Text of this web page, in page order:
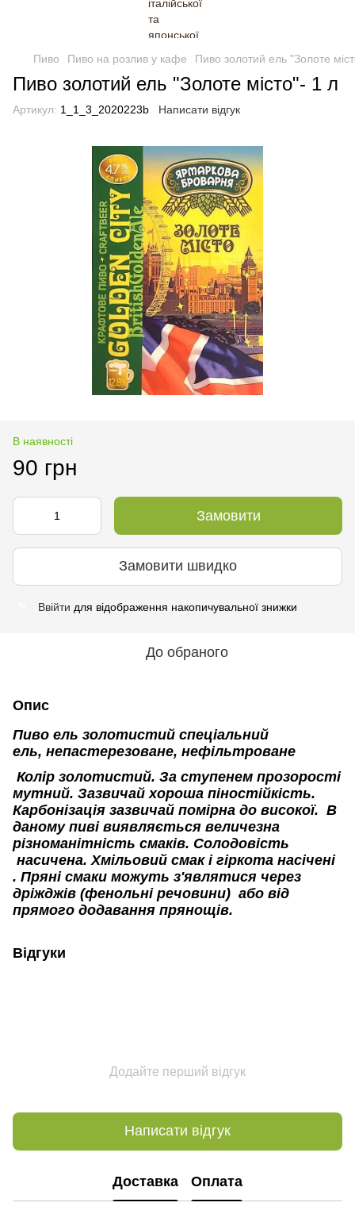
Пиво Пиво на розлив у кафе Пиво золотий ель "Золоте
Пиво золотий ель "Золоте місто"- 1 л
Артикул: 1_1_3_2020223b Написати відгук
В наявності
90 грн
Замовити
Замовити швидко
Ввійти для відображення накопичувальної знижки
До обраного
Опис
Пиво ель золотистий спеціальний
ель, непастерезоване, нефільтроване
Колір золотистий. За ступенем прозорості
мутний. Зазвичай хороша піностійкість.
Карбонізація зазвичай помірна до високої. В
даному пиві виявляється величезна
різноманітність смаків. Солодовість
насичена. Хмільовий смак і гіркота насічені
. Пряні смаки можуть з'являтися через
дріжджів (фенольні речовини) або від
прямого додавання прянощів.
Відгуки
Додайте перший відгук
Написати відгук
Доставка Оплата